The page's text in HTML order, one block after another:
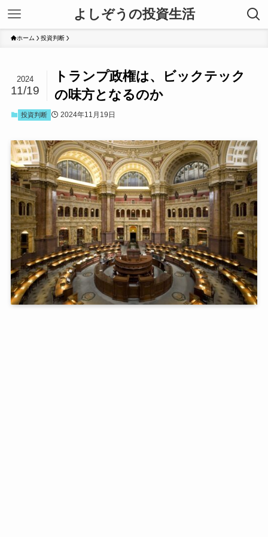
よしぞうの投資生活
ホーム 投資判断
トランプ政権は、ビックテック
の味方となるのか
2024
11/19
投資判断 2024年11月19日